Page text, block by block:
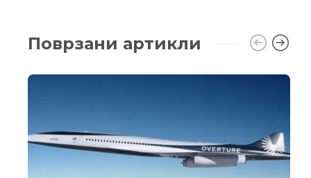
Поврзани артикли